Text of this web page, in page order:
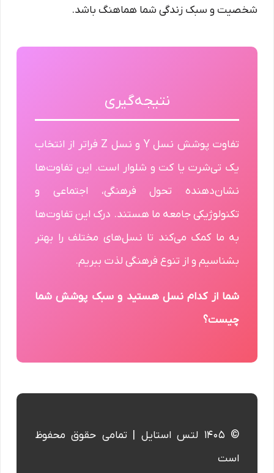
شخصیت و سبک زندگی شما هماهنگ باشد.
نتیجه‌گیری
تفاوت پوشش نسل Y و نسل Z فراتر از انتخاب
یک تی‌شرت یا کت و شلوار است. این تفاوت‌ها
نشان‌دهنده تحول فرهنگی، اجتماعی و
تکنولوژیکی جامعه ما هستند. درک این تفاوت‌ها
به ما کمک می‌کند تا نسل‌های مختلف را بهتر
بشناسیم و از تنوع فرهنگی لذت ببریم.
شما از کدام نسل هستید و سبک پوشش شما
چیست؟
© ۱۴۰۵ لتس استایل | تمامی حقوق محفوظ
است